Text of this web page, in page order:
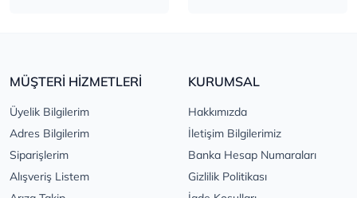
MÜŞTERİ HİZMETLERİ
Üyelik Bilgilerim
Adres Bilgilerim
Siparişlerim
Alışveriş Listem
KURUMSAL
Hakkımızda
İletişim Bilgilerimiz
Banka Hesap Numaraları
Gizlilik Politikası